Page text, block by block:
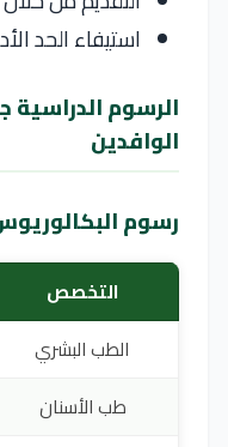
استيفاء الحد
الرسوم
الوافدين
رسوم
التخصص
الطب البشري
طب الأسنان